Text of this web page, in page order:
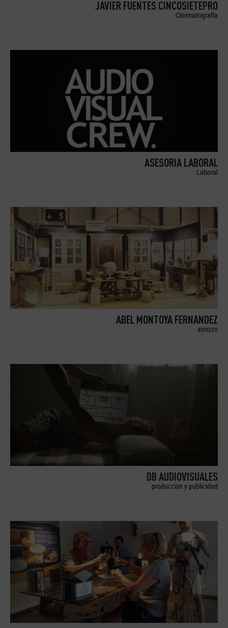
JAVIER FUENTES CINCOSIETEPRO
Cinematografía
ASESORIA LABORAL
Laboral
ABEL MONTOYA FERNANDEZ
atrezzo
DB AUDIOVISUALES
producción y publicidad